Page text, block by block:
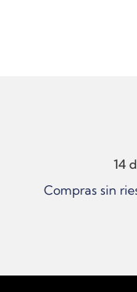
14
Compras sin